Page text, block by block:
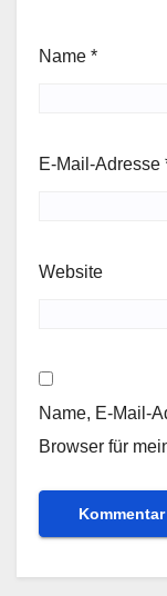
Name *
E-Mail-Adresse
Website
Name, E-Mail-
Browser für